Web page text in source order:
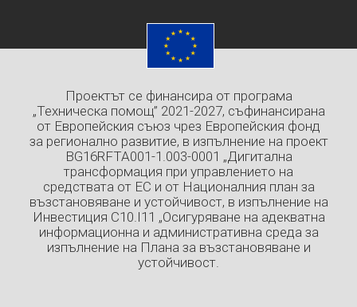
Проектът се финансира от програма
„Техническа помощ” 2021-2027, съфинансирана
от Европейския съюз чрез Европейския фонд
за регионално развитие, в изпълнение на проект
BG16RFTA001-1.003-0001 „Дигитална
трансформация при управлението на
средствата от ЕС и от Националния план за
възстановяване и устойчивост, в изпълнение на
Инвестиция C10.I11 „Осигуряване на адекватна
информационна и административна среда за
изпълнение на Плана за възстановяване и
устойчивост.